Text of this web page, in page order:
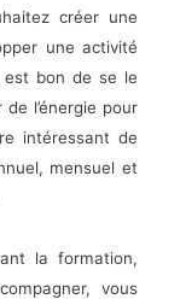
créer une
une activité
bon de se le
l’énergie pour
intéressant de
mensuel et
la formation,
vous